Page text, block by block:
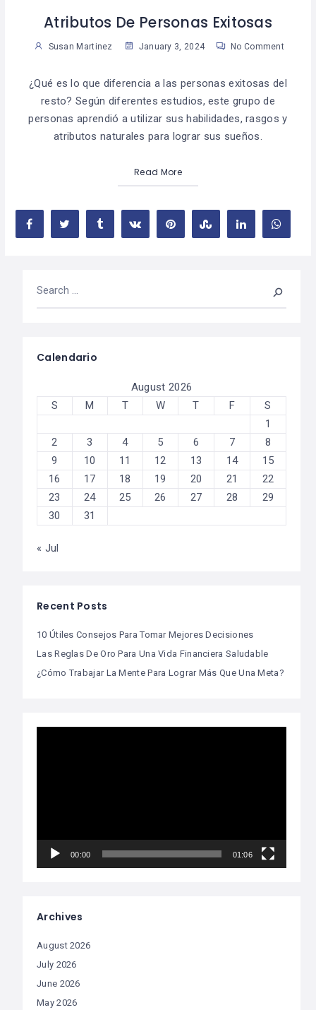
Atributos De Personas Exitosas
Susan Martinez January 3, 2024 No Comment
¿Qué es lo que diferencia a las personas exitosas del
resto? Según diferentes estudios, este grupo de
personas aprendió a utilizar sus habilidades, rasgos y
atributos naturales para lograr sus sueños.
Read More
Calendario
August 2026
S
M T W T F
S
1
2
3 4 5 6 7
8
9
10 11 12 13 14
15
16
17 18 19 20 21
22
23
24 25 26 27 28
29
30
31
« Jul
Recent Posts
10 Útiles Consejos Para Tomar Mejores Decisiones
Las Reglas De Oro Para Una Vida Financiera Saludable
¿Cómo Trabajar La Mente Para Lograr Más Que Una Meta?
00:00 01:06
Archives
August 2026
July 2026
June 2026
May 2026